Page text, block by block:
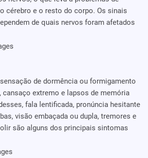
cérebro e o resto do corpo. Os sinais
de quais nervos foram afetados
de dormência ou formigamento
cansaço extremo e lapsos de memória
fala lentificada, pronúncia hesitante
visão embaçada ou dupla, tremores e
são alguns dos principais sintomas